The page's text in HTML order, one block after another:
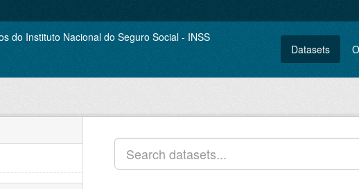
Datasets